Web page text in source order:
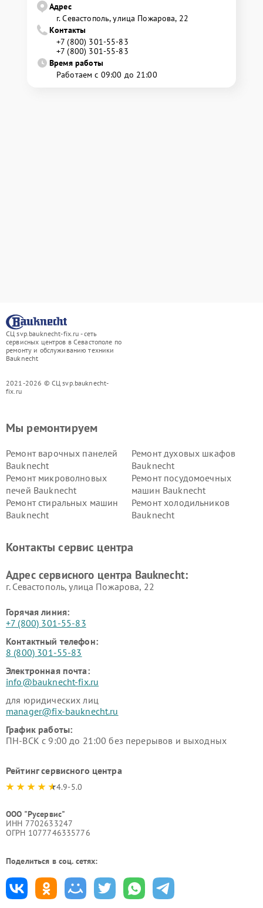
Адрес
г. Севастополь, улица Пожарова, 22
Контакты
+7 (800) 301-55-83
+7 (800) 301-55-83
Время работы
Работаем с 09:00 до 21:00
СЦ svp.bauknecht-fix.ru - сеть
сервисных центров в Севастополе по
ремонту и обслуживанию техники
Bauknecht
2021-2026 © СЦ svp.bauknecht-
fix.ru
Мы ремонтируем
Ремонт варочных панелей
Bauknecht
Ремонт духовых шкафов
Bauknecht
Ремонт микроволновых
печей Bauknecht
Ремонт посудомоечных
машин Bauknecht
Ремонт стиральных машин
Bauknecht
Ремонт холодильников
Bauknecht
Контакты сервис центра
Адрес сервисного центра Bauknecht:
г. Севастополь, улица Пожарова, 22
Горячая линия:
+7 (800) 301-55-83
Контактный телефон:
8 (800) 301-55-83
Электронная почта:
info@bauknecht-fix.ru
для юридических лиц
manager@fix-bauknecht.ru
График работы:
ПН-ВСК с 9:00 до 21:00 без перерывов и выходных
Рейтинг сервисного центра
4.9-5.0
ООО "Русервис"
ИНН 7702633247
ОГРН 1077746335776
Поделиться в соц. сетях: